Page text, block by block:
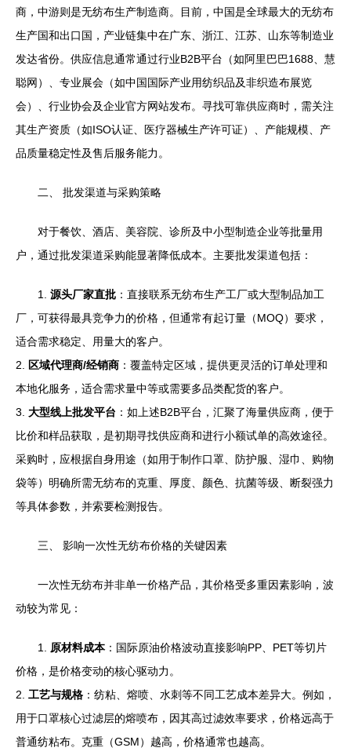
商，中游则是无纺布生产制造商。目前，中国是全球最大的无纺布
生产国和出口国，产业链集中在广东、浙江、江苏、山东等制造业
发达省份。供应信息通常通过行业B2B平台（如阿里巴巴1688、慧
聪网）、专业展会（如中国国际产业用纺织品及非织造布展览
会）、行业协会及企业官方网站发布。寻找可靠供应商时，需关注
其生产资质（如ISO认证、医疗器械生产许可证）、产能规模、产
品质量稳定性及售后服务能力。
二、 批发渠道与采购策略
对于餐饮、酒店、美容院、诊所及中小型制造企业等批量用
户，通过批发渠道采购能显著降低成本。主要批发渠道包括：
1. 源头厂家直批 ：直接联系无纺布生产工厂或大型制品加工
厂，可获得最具竞争力的价格，但通常有起订量（MOQ）要求，
适合需求稳定、用量大的客户。
2.
区域代理商/经销商 ：覆盖特定区域，提供更灵活的订单处理和
本地化服务，适合需求量中等或需要多品类配货的客户。
3. 大型线上批发平台 ：如上述B2B平台，汇聚了海量供应商，便于
比价和样品获取，是初期寻找供应商和进行小额试单的高效途径。
采购时，应根据自身用途（如用于制作口罩、防护服、湿巾、购物
袋等）明确所需无纺布的克重、厚度、颜色、抗菌等级、断裂强力
等具体参数，并索要检测报告。
三、 影响一次性无纺布价格的关键因素
一次性无纺布并非单一价格产品，其价格受多重因素影响，波
动较为常见：
1. 原材料成本：国际原油价格波动直接影响PP、PET等切片
价格，是价格变动的核心驱动力。
2. 工艺与规格 ：纺粘、熔喷、水刺等不同工艺成本差异大。例如，
用于口罩核心过滤层的熔喷布，因其高过滤效率要求，价格远高于
普通纺粘布。克重（GSM）越高，价格通常也越高。